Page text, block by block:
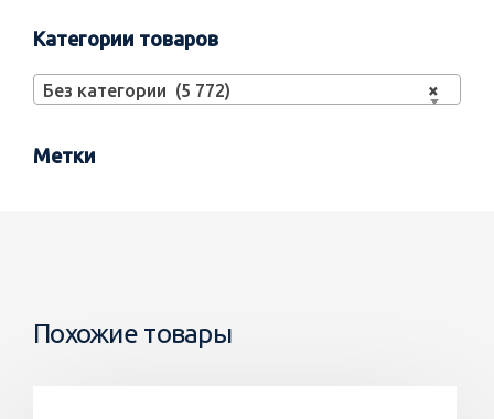
Категории товаров
×
Без категории (5 772)
Метки
Похожие товары